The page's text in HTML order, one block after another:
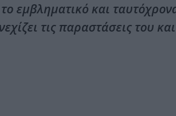
εμβληματικό και
τις παραστάσεις του